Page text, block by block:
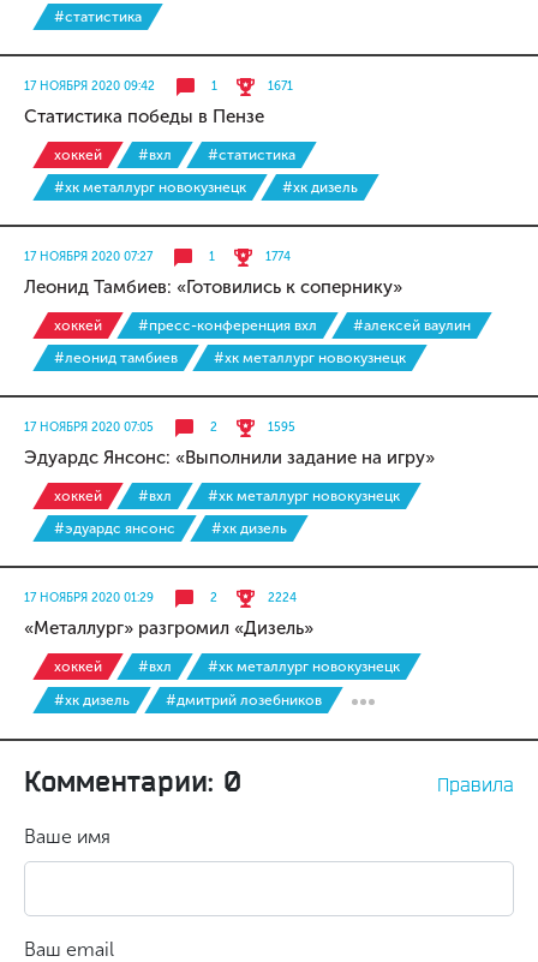
#статистика
17 НОЯБРЯ 2020 09:42 1 1671
Статистика победы в Пензе
хоккей #вхл
#статистика
#хк металлург новокузнецк
#хк дизель
17 НОЯБРЯ 2020 07:27 1 1774
Леонид Тамбиев: «Готовились к сопернику»
хоккей #пресс-конференция вхл
#алексей ваулин
#леонид тамбиев
#хк металлург новокузнецк
17 НОЯБРЯ 2020 07:05 2 1595
Эдуардс Янсонс: «Выполнили задание на игру»
хоккей #вхл
#хк металлург новокузнецк
#эдуардс янсонс
#хк дизель
17 НОЯБРЯ 2020 01:29 2 2224
«Металлург» разгромил «Дизель»
хоккей #вхл
#хк металлург новокузнецк
#хк дизель
#дмитрий лозебников
Комментарии: 0 Правила
Ваше имя
Ваш email